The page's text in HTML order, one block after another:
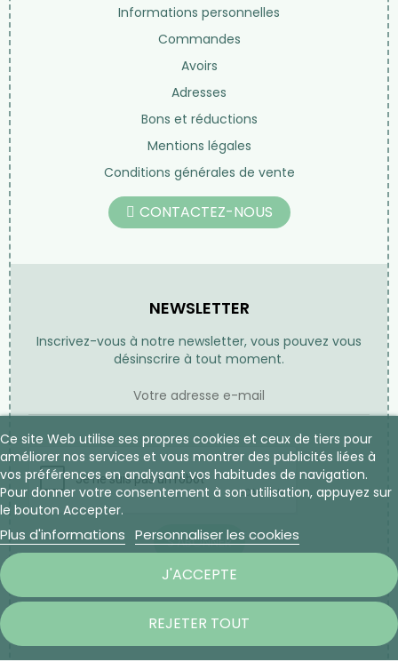
Ce site Web utilise ses propres cookies et ceux de tiers pour
améliorer nos services et vous montrer des publicités liées à
vos préférences en analysant vos habitudes de navigation.
Pour donner votre consentement à son utilisation, appuyez sur
le bouton Accepter.
Plus d'informations Personnaliser les cookies
REJETER TOUT
J'ACCEPTE
Informations personnelles
Commandes
Avoirs
Adresses
Bons et réductions
Mentions légales
Conditions générales de vente
CONTACTEZ-NOUS
NEWSLETTER
Inscrivez-vous à notre newsletter, vous pouvez vous
désinscrire à tout moment.
S’ABONNER